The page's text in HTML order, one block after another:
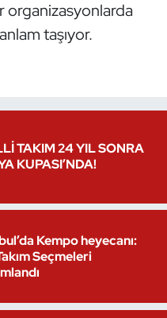
organizasyonlarda
taşıyor.
TAKIM 24 YIL SONRA
KUPASI’NDA!
Kempo heyecanı:
Seçmeleri